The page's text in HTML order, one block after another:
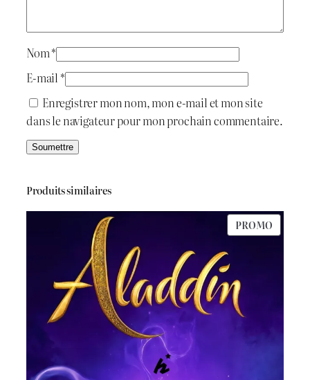
Nom*
E-mail *
Enregistrer mon nom, mon e-mail et mon site
dans le navigateur pour mon prochain commentaire.
Produits similaires
PROMO
EN